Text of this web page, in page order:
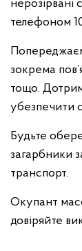
нерозірвані
телефоном
зокрема
тощо.
убезпечити
Будьте
загарбники
транспорт.
Окупант
довіряйте